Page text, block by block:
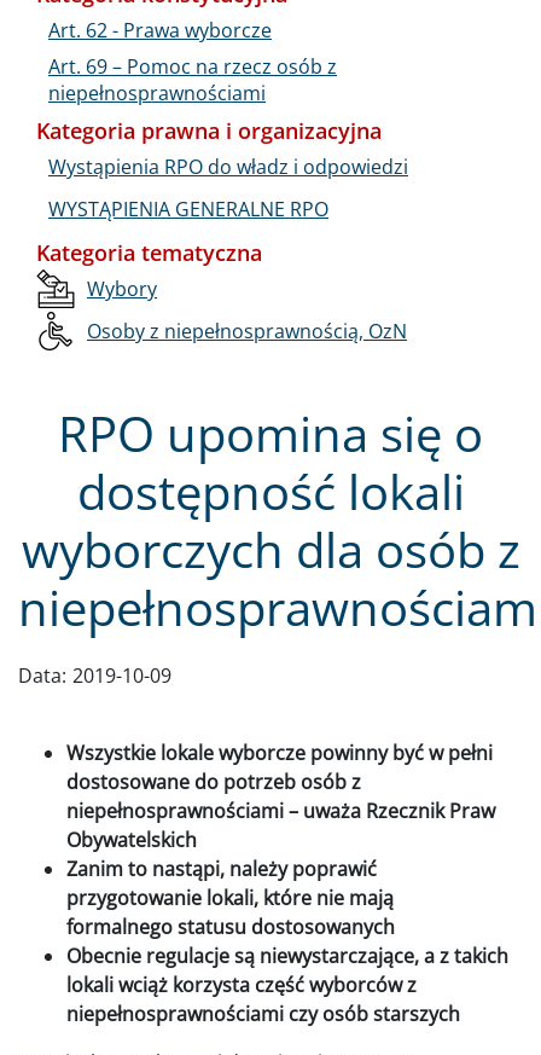
RPO upomina się o
dostępność lokali
wyborczych dla osób z
Data: 2019-10-09
Wszystkie lokale wyborcze powinny być w pełni
dostosowane do potrzeb osób z
niepełnosprawnościami – uważa Rzecznik Praw
Obywatelskich
Zanim to nastąpi, należy poprawić
przygotowanie lokali, które nie mają
formalnego statusu dostosowanych
Obecnie regulacje są niewystarczające, a z takich
lokali wciąż korzysta część wyborców z
niepełnosprawnościami czy osób starszych
Art. 62 - Prawa wyborcze
Art. 69 – Pomoc na rzecz osób z
niepełnosprawnościami
Kategoria prawna i organizacyjna
Wystąpienia RPO do władz i odpowiedzi
WYSTĄPIENIA GENERALNE RPO
Kategoria tematyczna
Wybory
Osoby z niepełnosprawnością, OzN